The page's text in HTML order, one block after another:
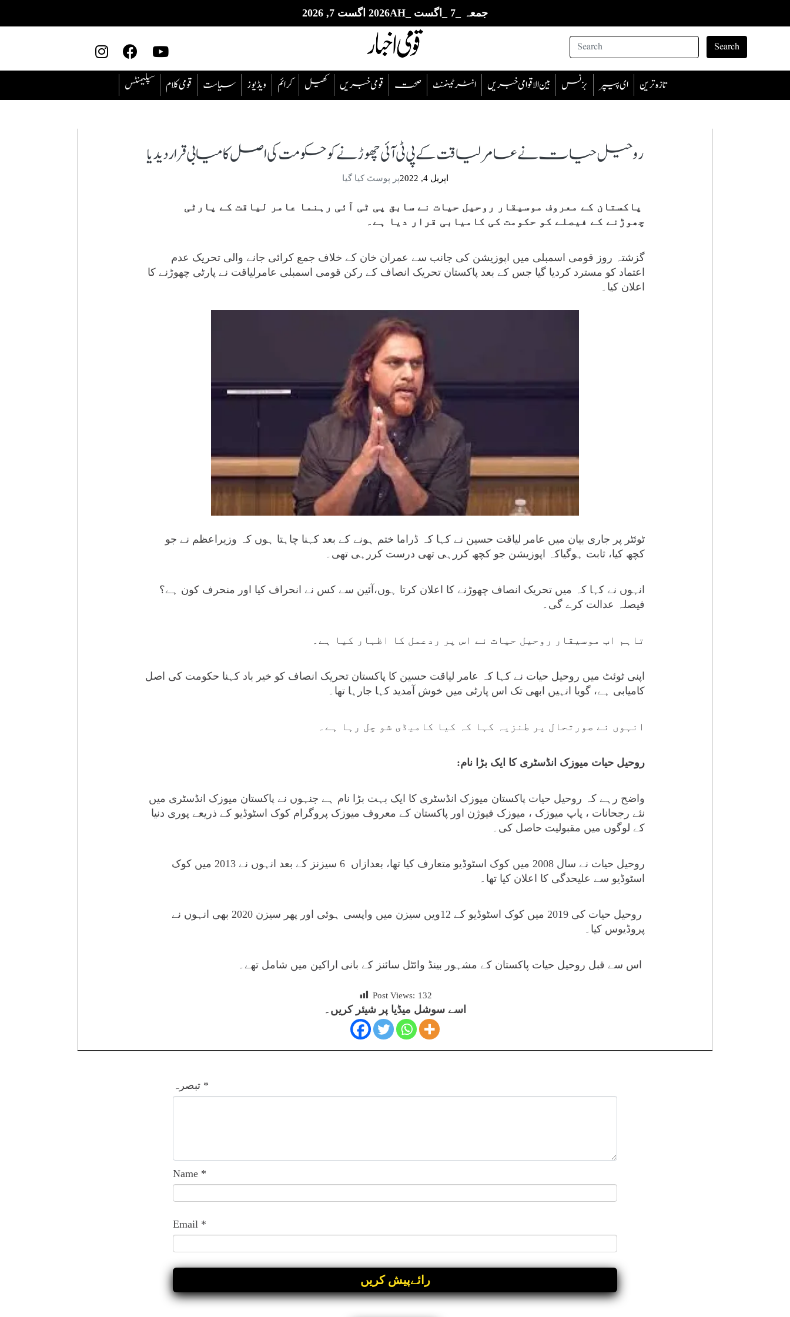
جمعہ _7 _اگست _2026AH اگست 7, 2026
Search
سپلیمنٹس قومی کلام سیاست ویڈیوز ‎کرائم کھیل قومی خبریں صحت انٹرٹینمنٹ بین الاقوامی خبریں بزنس ای پیپر تازہ ترین
روحیل حیات نے عامر لیاقت کے پی ٹی آئی چھوڑنے کو حکومت کی اصل کامیابی قرار دیدیا
اپریل 4, 2022 پر پوسٹ کیا گیا
پاکستان کے معروف موسیقار روحیل حیات نے سابق پی ٹی آئی رہنما عامر لیاقت کے پارٹی
چھوڑنے کے فیصلے کو حکومت کی کامیابی قرار دیا ہے۔
گزشتہ روز قومی اسمبلی میں اپوزیشن کی جانب سے عمران خان کے خلاف جمع کرائی جانے والی تحریک عدم
اعتماد کو مسترد کردیا گیا جس کے بعد پاکستان تحریک انصاف کے رکن قومی اسمبلی عامرلیاقت نے پارٹی چھوڑنے کا
اعلان کیا۔
ٹوئٹر پر جاری بیان میں عامر لیاقت حسین نے کہا کہ ڈراما ختم ہونے کے بعد کہنا چاہتا ہوں کہ وزیراعظم نے جو
کچھ کیا، ثابت ہوگیاکہ اپوزیشن جو کچھ کررہی تھی درست کررہی تھی۔
انہوں نے کہا کہ میں تحریک انصاف چھوڑنے کا اعلان کرتا ہوں،آئین سے کس نے انحراف کیا اور منحرف کون ہے؟
فیصلہ عدالت کرے گی۔
تاہم اب موسیقار روحیل حیات نے اس پر ردعمل کا اظہار کیا ہے۔
اپنی ٹوئٹ میں روحیل حیات نے کہا کہ عامر لیاقت حسین کا پاکستان تحریک انصاف کو خیر باد کہنا حکومت کی اصل
کامیابی ہے، گویا انہیں ابھی تک اس پارٹی میں خوش آمدید کہا جارہا تھا۔
انہوں نے صورتحال پر طنزیہ کہا کہ کیا کامیڈی شو چل رہا ہے۔
روحیل حیات میوزک انڈسٹری کا ایک بڑا نام:
واضح رہے کہ روحیل حیات پاکستان میوزک انڈسٹری کا ایک بہت بڑا نام ہے جنہوں نے پاکستان میوزک انڈسٹری میں
نئے رجحانات ، پاپ میوزک ، میوزک فیوژن اور پاکستان کے معروف میوزک پروگرام کوک اسٹوڈیو کے ذریعے پوری دنیا
کے لوگوں میں مقبولیت حاصل کی۔
روحیل حیات نے سال 2008 میں کوک اسٹوڈیو متعارف کیا تھا، بعدازاں 6 سیزنز کے بعد انہوں نے 2013 میں کوک
اسٹوڈیو سے علیحدگی کا اعلان کیا تھا۔
روحیل حیات کی 2019 میں کوک اسٹوڈیو کے 12ویں سیزن میں واپسی ہوئی اور پھر سیزن 2020 بھی انہوں نے
پروڈیوس کیا۔
اس سے قبل روحیل حیات پاکستان کے مشہور بینڈ وائٹل سائنز کے بانی اراکین میں شامل تھے۔
Post Views: 132
اسے سوشل میڈیا پر شیئر کریں۔
تبصرہ *
Name *
Email *